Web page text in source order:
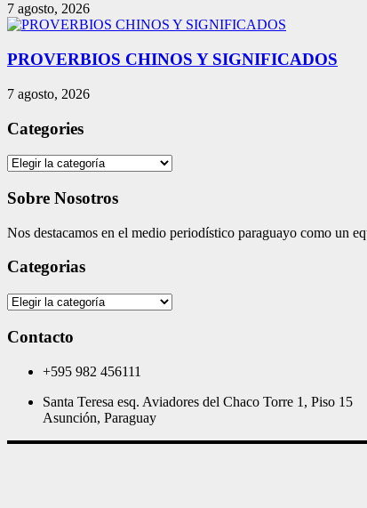
7 agosto, 2026
PROVERBIOS CHINOS Y SIGNIFICADOS
7 agosto, 2026
Categories
Categories
Sobre Nosotros
Nos destacamos en el medio periodístico paraguayo como un
Categorias
Categorias
Contacto
+595 982 456111
Santa Teresa esq. Aviadores del Chaco Torre 1, Piso 15
Asunción, Paraguay